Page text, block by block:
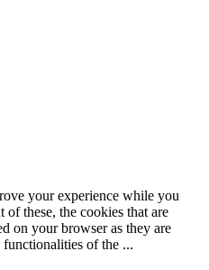
your experience while you
these, the cookies that are
on your browser as they are
of the ...